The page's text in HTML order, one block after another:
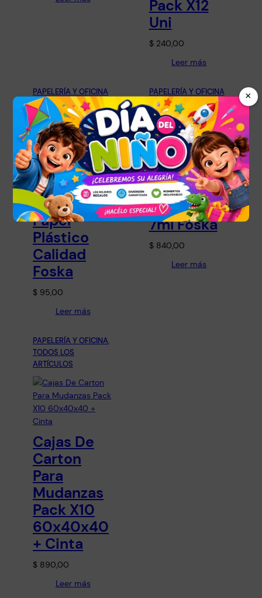
×
Pack X12
Uni
$240,00
Leer más
PAPELERÍA Y OFICINA
Broches
Sujetadore
s Para
Papel
Plástico
Calidad
Foska
$ 95,00
Leer más
PAPELERÍA Y OFICINA
Caja Pack
24
Unidades
Corrector
7ml Foska
$840,00
Leer más
PAPELERÍA Y OFICINA
TODOS LOS
ARTÍCULOS
Cajas De
Carton
Para
Mudanzas
Pack X10
60x40x40
+ Cinta
$ 890,00
Leer más